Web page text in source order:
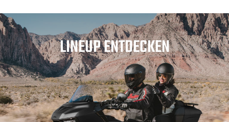
LINEUP ENTDECKEN